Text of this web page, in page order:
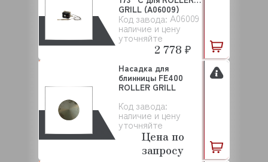
Код завода: A06009
наличие и цену
уточняйте
GRILL (A06009)
2 778 ₽
Код завода:
наличие и цену
уточняйте
Насадка для
блинницы FE400
ROLLER GRILL
Цена по
запросу